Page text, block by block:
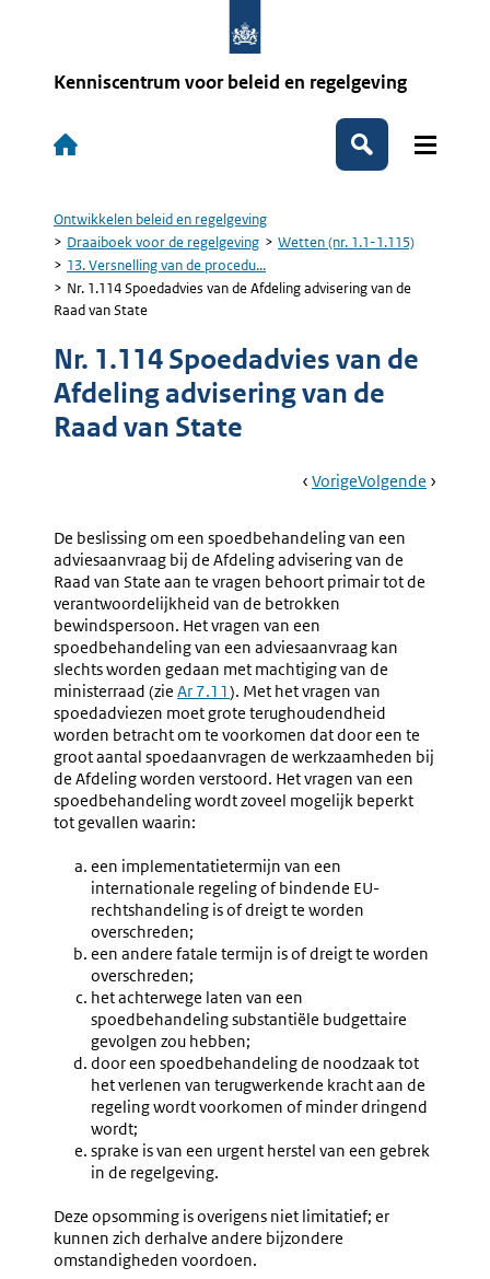
Kenniscentrum voor beleid en regelgeving
Hoofdnavigatie
Zoeken
Kruimelpad
Ontwikkelen beleid en regelgeving
Draaiboek voor de regelgeving
Wetten (nr. 1.1-1.115)
13. Versnelling van de procedu...
Nr. 1.114 Spoedadvies van de Afdeling advisering van de
Raad van State
Nr. 1.114 Spoedadvies van de
Afdeling advisering van de
Raad van State
Book
Ga
VorigePagina:
Afwijken
Van
De
Voor
De
Behandeling
In
De
Ministerraad
Ga
Volgende Pagina:
De beslissing om een spoedbehandeling van een
adviesaanvraag bij de Afdeling advisering van de
Raad van State aan te vragen behoort primair tot de
verantwoordelijkheid van de betrokken
bewindspersoon. Het vragen van een
spoedbehandeling van een adviesaanvraag kan
slechts worden gedaan met machtiging van de
ministerraad (zie Ar 7.11). Met het vragen van
spoedadviezen moet grote terughoudendheid
worden betracht om te voorkomen dat door een te
groot aantal spoedaanvragen de werkzaamheden bij
de Afdeling worden verstoord. Het vragen van een
spoedbehandeling wordt zoveel mogelijk beperkt
tot gevallen waarin:
een implementatietermijn van een
internationale regeling of bindende EU-
rechtshandeling is of dreigt te worden
overschreden;
een andere fatale termijn is of dreigt te worden
overschreden;
het achterwege laten van een
spoedbehandeling substantiële budgettaire
gevolgen zou hebben;
door een spoedbehandeling de noodzaak tot
het verlenen van terugwerkende kracht aan de
regeling wordt voorkomen of minder dringend
wordt;
sprake is van een urgent herstel van een gebrek
in de regelgeving.
Deze opsomming is overigens niet limitatief; er
kunnen zich derhalve andere bijzondere
omstandigheden voordoen.